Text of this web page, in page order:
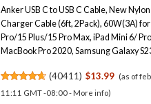
Anker USB C to USB C Cable, New Nylon
Charger Cable (6ft, 2Pack), 60W(3A)
Pro/15 Plus/15 Pro Max, iPad Mini 6/
MacBook Pro 2020, Samsung Galaxy
(40411) $13.99 (as of
11:11 GMT -08:00 - More info)